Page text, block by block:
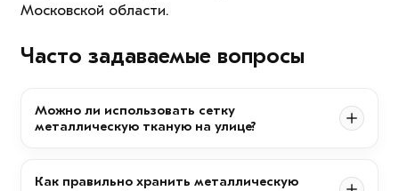
Московской области.
Часто задаваемые вопросы
Можно ли использовать сетку
металлическую тканую на улице?
Как правильно хранить металлическую